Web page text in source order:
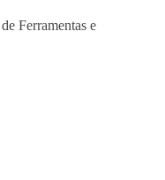
Ferramentas e